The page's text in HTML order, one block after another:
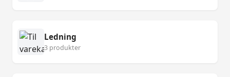
Ledning
3 produkter